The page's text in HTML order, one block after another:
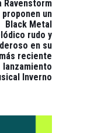
Ravenstorm
proponen un
Black Metal
rudo y
en su
más reciente
lanzamiento
Inverno